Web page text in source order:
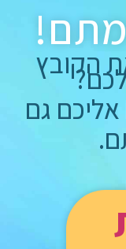
הקובץ
גם